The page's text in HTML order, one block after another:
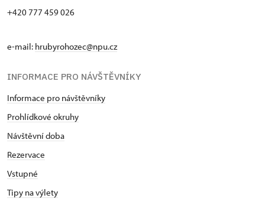
+420 777 459 026
e-mail: hrubyrohozec@npu.cz
INFORMACE PRO NÁVŠTĚVNÍKY
Informace pro návštěvníky
Prohlídkové okruhy
Návštěvní doba
Rezervace
Vstupné
Tipy na výlety